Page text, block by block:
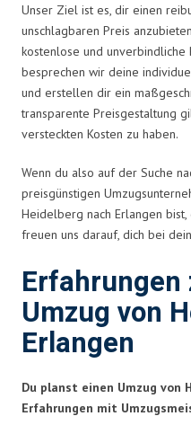
Unser Ziel ist es, dir einen
unschlagbaren Preis
kostenlose und unverbindliche
besprechen wir deine
und erstellen dir ein
transparente Preisgestaltung
versteckten Kosten zu haben.
Wenn du also auf der Suche
preisgünstigen
Heidelberg nach Erlangen
freuen uns darauf, dich bei
Erfahrungen
Umzug von
Erlangen
Du planst einen Umzug von
Erfahrungen mit